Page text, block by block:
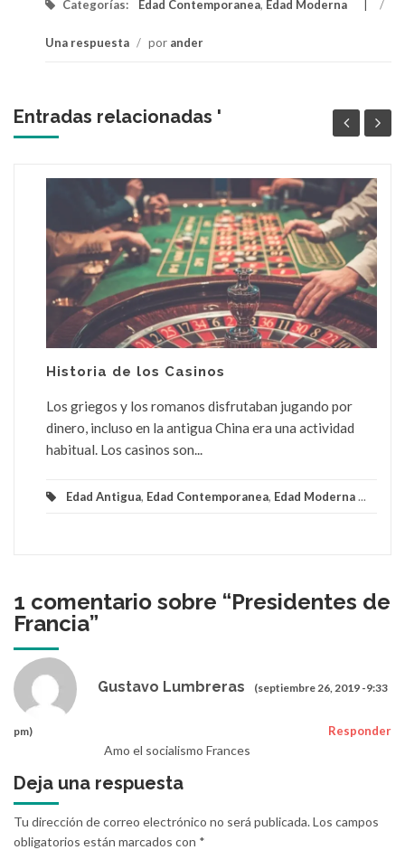
Categorías: Edad Contemporanea, Edad Moderna /
Una respuesta / por ander
Entradas relacionadas '
Historia de los Casinos
Los griegos y los romanos disfrutaban jugando por
dinero, incluso en la antigua China era una actividad
habitual. Los casinos son...
Edad Antigua, Edad Contemporanea, Edad Moderna...
1 comentario sobre “Presidentes de
Francia”
Gustavo Lumbreras (septiembre 26, 2019 -9:33
pm) Responder
Amo el socialismo Frances
Deja una respuesta
Tu dirección de correo electrónico no será publicada.Los campos
obligatorios están marcados con *